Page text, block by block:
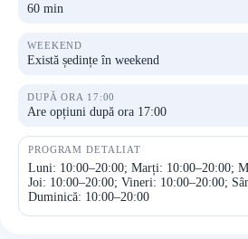
60 min
WEEKEND
Există ședințe în weekend
DUPĂ ORA 17:00
Are opțiuni după ora 17:00
PROGRAM DETALIAT
Luni: 10:00–20:00; Marți: 10:00–20:00;
Joi: 10:00–20:00; Vineri: 10:00–20:00;
Duminică: 10:00–20:00